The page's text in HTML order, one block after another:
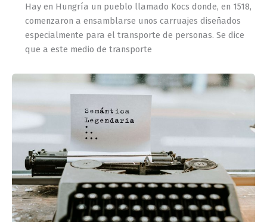
Hay en Hungría un pueblo llamado Kocs donde, en 1518,
comenzaron a ensamblarse unos carruajes diseñados
especialmente para el transporte de personas. Se dice
que a este medio de transporte